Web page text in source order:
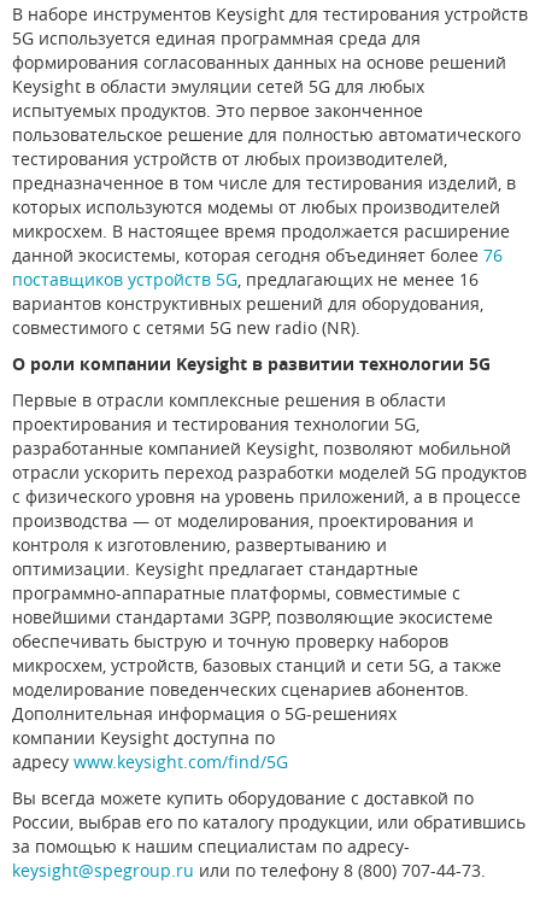
В наборе инструментов Keysight для тестирования устройств
5G используется единая программная среда для
формирования согласованных данных на основе решений
Keysight в области эмуляции сетей 5G для любых
испытуемых продуктов. Это первое законченное
пользовательское решение для полностью автоматического
тестирования устройств от любых производителей,
предназначенное в том числе для тестирования изделий, в
которых используются модемы от любых производителей
микросхем. В настоящее время продолжается расширение
данной экосистемы, которая сегодня объединяет более 76
поставщиков устройств 5G , предлагающих не менее 16
вариантов конструктивных решений для оборудования,
совместимого с сетями 5G new radio (NR).
О роли компании Keysight в развитии технологии 5G
Первые в отрасли комплексные решения в области
проектирования и тестирования технологии 5G,
разработанные компанией Keysight, позволяют мобильной
отрасли ускорить переход разработки моделей 5G продуктов
с физического уровня на уровень приложений, а в процессе
производства — от моделирования, проектирования и
контроля к изготовлению, развертыванию и
оптимизации. Keysight предлагает стандартные
программно-аппаратные платформы, совместимые с
новейшими стандартами 3GPP, позволяющие экосистеме
обеспечивать быструю и точную проверку наборов
микросхем, устройств, базовых станций и сети 5G, а также
моделирование поведенческих сценариев абонентов.
Дополнительная информация о 5G-решениях
компании Keysight доступна по
адресу www.keysight.com/find/5G
Вы всегда можете купить оборудование с доставкой по
России, выбрав его по каталогу продукции, или обратившись
за помощью к нашим специалистам по адресу-
keysight@spegroup.ru или по телефону 8 (800) 707-44-73.